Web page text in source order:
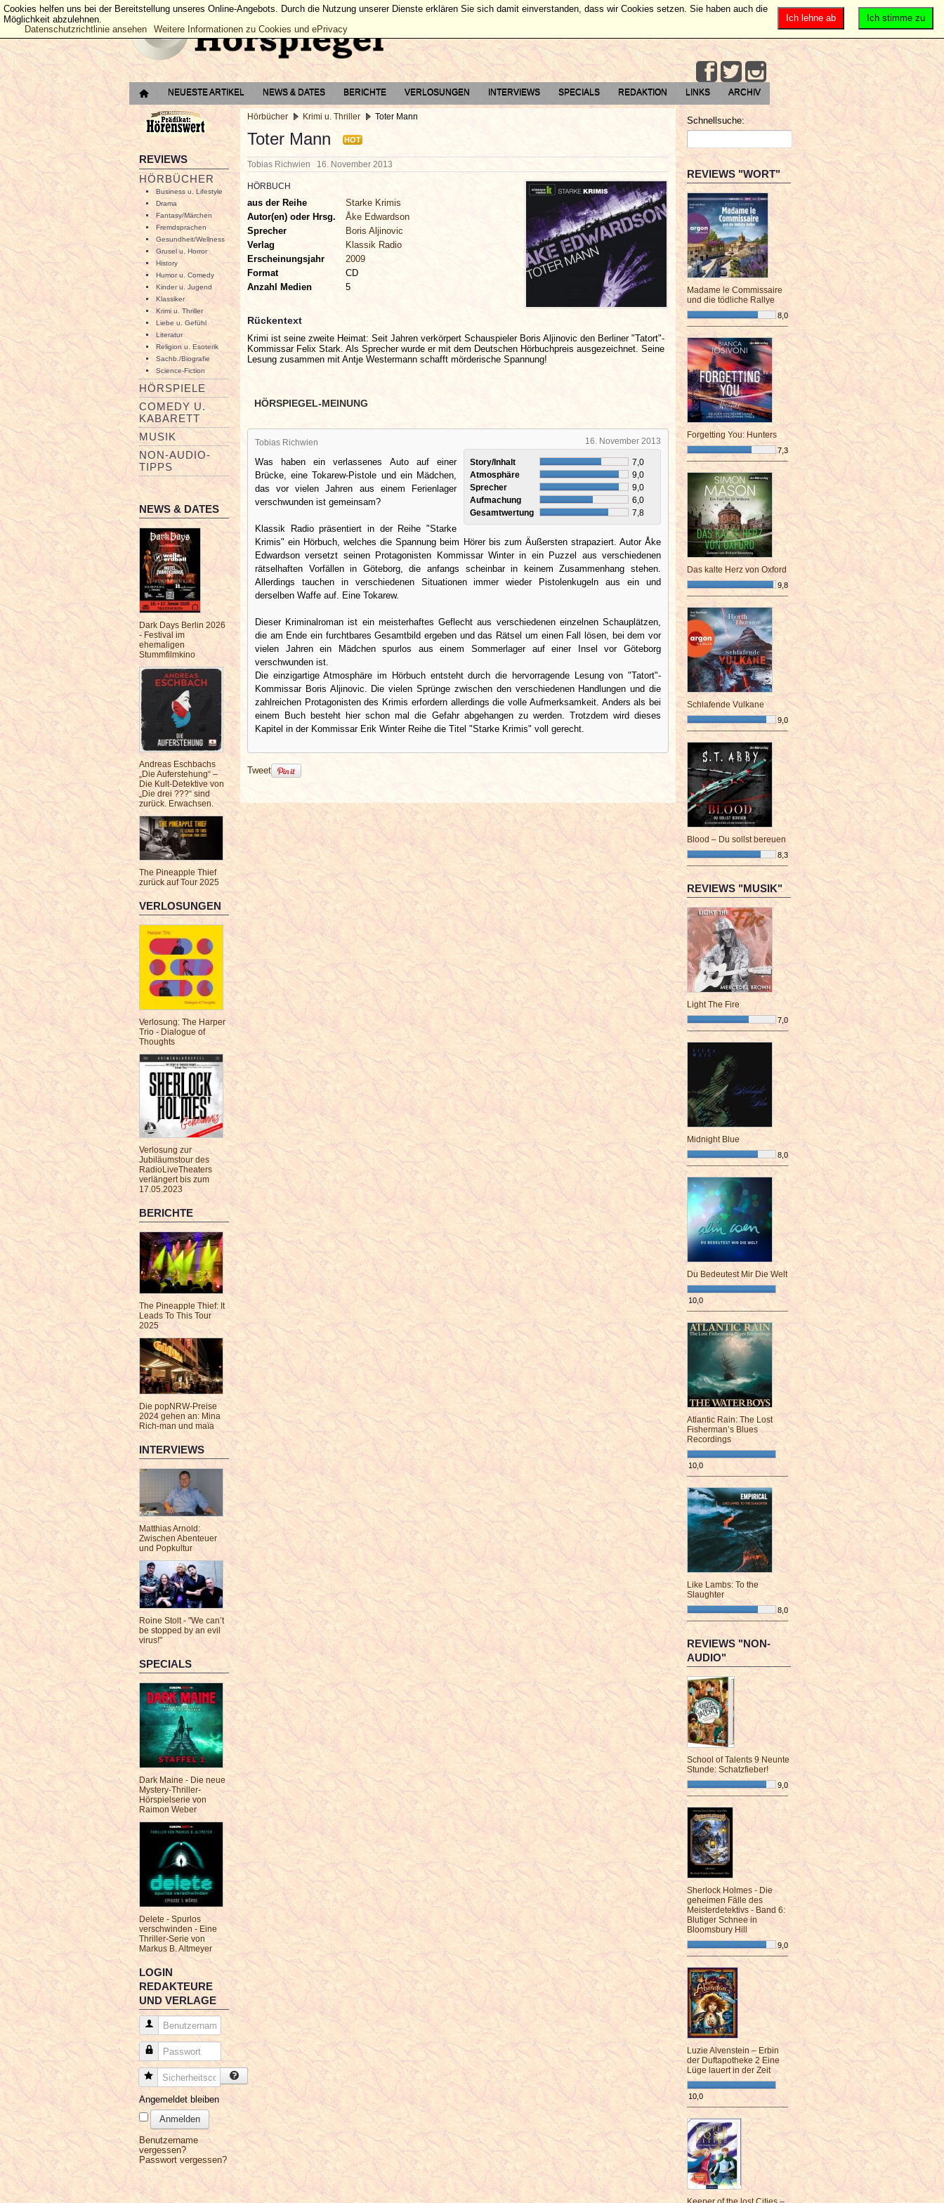
NEUESTE ARTIKEL NEWS & DATES BERICHTE VERLOSUNGEN INTERVIEWS SPECIALS REDAKTION LINKS ARCHIV
REVIEWS
HÖRBÜCHER
Business u. Lifestyle
Drama
Fantasy/Märchen
Fremdsprachen
Gesundheit/Wellness
Grusel u. Horror
History
Humor u. Comedy
Kinder u. Jugend
Klassiker
Krimi u. Thriller
Liebe u. Gefühl
Literatur
Religion u. Esoterik
Sachb./Biografie
Science-Fiction
HÖRSPIELE
COMEDY U.
KABARETT
MUSIK
NON-AUDIO-
TIPPS
NEWS & DATES
Dark Days Berlin 2026
- Festival im
ehemaligen
Stummfilmkino
Andreas Eschbachs
„Die Auferstehung“ –
Die Kult-Detektive von
„Die drei ???“ sind
zurück. Erwachsen.
The Pineapple Thief
zurück auf Tour 2025
VERLOSUNGEN
Verlosung: The Harper
Trio - Dialogue of
Thoughts
Verlosung zur
Jubiläumstour des
RadioLiveTheaters
verlängert bis zum
17.05.2023
BERICHTE
The Pineapple Thief: It
Leads To This Tour
2025
Die popNRW-Preise
2024 gehen an: Mina
Rich-man und maïa
INTERVIEWS
Matthias Arnold:
Zwischen Abenteuer
und Popkultur
Roine Stolt - "We can’t
be stopped by an evil
virus!"
SPECIALS
Dark Maine - Die neue
Mystery-Thriller-
Hörspielserie von
Raimon Weber
Delete - Spurlos
verschwinden - Eine
Thriller-Serie von
Markus B. Altmeyer
LOGIN
REDAKTEURE
UND VERLAGE
Benutzername
Passwort
Sicherheitscode
Angemeldet bleiben
Anmelden
Benutzername
vergessen?
Passwort vergessen?
Hörbücher Krimi u. Thriller Toter Mann
Toter Mann HOT
Tobias Richwien 16. November 2013
HÖRBUCH
aus der Reihe
Starke Krimis
Autor(en) oder Hrsg.
Åke Edwardson
Sprecher
Boris Aljinovic
Verlag
Klassik Radio
Erscheinungsjahr
2009
Format
CD
Anzahl Medien
5
Rückentext
Krimi ist seine zweite Heimat: Seit Jahren verkörpert Schauspieler Boris Aljinovic den Berliner "Tatort"-
Kommissar Felix Stark. Als Sprecher wurde er mit dem Deutschen Hörbuchpreis ausgezeichnet. Seine
Lesung zusammen mit Antje Westermann schafft mörderische Spannung!
HÖRSPIEGEL-MEINUNG
16. November 2013
Tobias Richwien
Story/Inhalt
7,0
Atmosphäre
9,0
Sprecher
9,0
Aufmachung
6,0
Gesamtwertung
7,8
Was haben ein verlassenes Auto auf einer
Brücke, eine Tokarew-Pistole und ein Mädchen,
das vor vielen Jahren aus einem Ferienlager
verschwunden ist gemeinsam?
Klassik Radio präsentiert in der Reihe "Starke
Krimis" ein Hörbuch, welches die Spannung beim Hörer bis zum Äußersten strapaziert. Autor Åke
Edwardson versetzt seinen Protagonisten Kommissar Winter in ein Puzzel aus verschiedenen
rätselhaften Vorfällen in Göteborg, die anfangs scheinbar in keinem Zusammenhang stehen.
Allerdings tauchen in verschiedenen Situationen immer wieder Pistolenkugeln aus ein und
derselben Waffe auf. Eine Tokarew.
Dieser Kriminalroman ist ein meisterhaftes Geflecht aus verschiedenen einzelnen Schauplätzen,
die am Ende ein furchtbares Gesamtbild ergeben und das Rätsel um einen Fall lösen, bei dem vor
vielen Jahren ein Mädchen spurlos aus einem Sommerlager auf einer Insel vor Göteborg
verschwunden ist.
Die einzigartige Atmosphäre im Hörbuch entsteht durch die hervorragende Lesung von "Tatort"-
Kommissar Boris Aljinovic. Die vielen Sprünge zwischen den verschiedenen Handlungen und die
zahlreichen Protagonisten des Krimis erfordern allerdings die volle Aufmerksamkeit. Anders als bei
einem Buch besteht hier schon mal die Gefahr abgehangen zu werden. Trotzdem wird dieses
Kapitel in der Kommissar Erik Winter Reihe die Titel "Starke Krimis" voll gerecht.
Tweet
Schnellsuche:
REVIEWS "WORT"
Madame le Commissaire
und die tödliche Rallye
8,0
¯¯¯¯¯¯¯¯¯¯¯¯¯¯¯¯¯¯¯¯¯¯¯¯
Forgetting You: Hunters
7,3
¯¯¯¯¯¯¯¯¯¯¯¯¯¯¯¯¯¯¯¯¯¯¯¯
Das kalte Herz von Oxford
9,8
¯¯¯¯¯¯¯¯¯¯¯¯¯¯¯¯¯¯¯¯¯¯¯¯
Schlafende Vulkane
9,0
¯¯¯¯¯¯¯¯¯¯¯¯¯¯¯¯¯¯¯¯¯¯¯¯
Blood – Du sollst bereuen
8,3
¯¯¯¯¯¯¯¯¯¯¯¯¯¯¯¯¯¯¯¯¯¯¯¯
REVIEWS "MUSIK"
Light The Fire
7,0
¯¯¯¯¯¯¯¯¯¯¯¯¯¯¯¯¯¯¯¯¯¯¯¯
Midnight Blue
8,0
¯¯¯¯¯¯¯¯¯¯¯¯¯¯¯¯¯¯¯¯¯¯¯¯
Du Bedeutest Mir Die Welt
10,0
¯¯¯¯¯¯¯¯¯¯¯¯¯¯¯¯¯¯¯¯¯¯¯¯
Atlantic Rain: The Lost
Fisherman’s Blues
Recordings
10,0
¯¯¯¯¯¯¯¯¯¯¯¯¯¯¯¯¯¯¯¯¯¯¯¯
Like Lambs: To the
Slaughter
8,0
¯¯¯¯¯¯¯¯¯¯¯¯¯¯¯¯¯¯¯¯¯¯¯¯
REVIEWS "NON-
AUDIO"
School of Talents 9 Neunte
Stunde: Schatzfieber!
9,0
¯¯¯¯¯¯¯¯¯¯¯¯¯¯¯¯¯¯¯¯¯¯¯¯
Sherlock Holmes - Die
geheimen Fälle des
Meisterdetektivs - Band 6:
Blutiger Schnee in
Bloomsbury Hill
9,0
¯¯¯¯¯¯¯¯¯¯¯¯¯¯¯¯¯¯¯¯¯¯¯¯
Luzie Alvenstein – Erbin
der Duftapotheke 2 Eine
Lüge lauert in der Zeit
10,0
¯¯¯¯¯¯¯¯¯¯¯¯¯¯¯¯¯¯¯¯¯¯¯¯
Ich stimme zu
Ich lehne ab
Cookies helfen uns bei der Bereitstellung unseres Online-Angebots. Durch die Nutzung unserer Dienste erklären Sie sich damit einverstanden, dass wir Cookies setzen. Sie haben auch die
Möglichkeit abzulehnen.
Datenschutzrichtlinie ansehen
Weitere Informationen zu Cookies und ePrivacy